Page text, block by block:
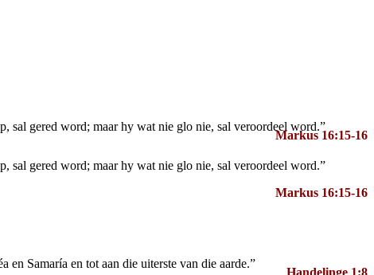
sal gered word; maar hy wat nie glo nie, sal veroordeel word.”
Markus 16:15-16
sal gered word; maar hy wat nie glo nie, sal veroordeel word.”
Markus 16:15-16
Samaría en tot aan die uiterste van die aarde.”